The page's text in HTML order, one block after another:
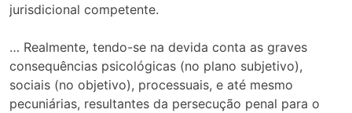
jurisdicional competente.
… Realmente, tendo-se na devida conta as graves
consequências psicológicas (no plano subjetivo),
sociais (no objetivo), processuais, e até mesmo
pecuniárias, resultantes da persecução penal para o